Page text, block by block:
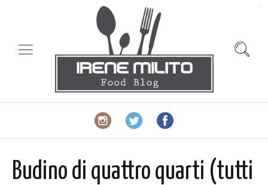
Budino di quattro quarti (tutti